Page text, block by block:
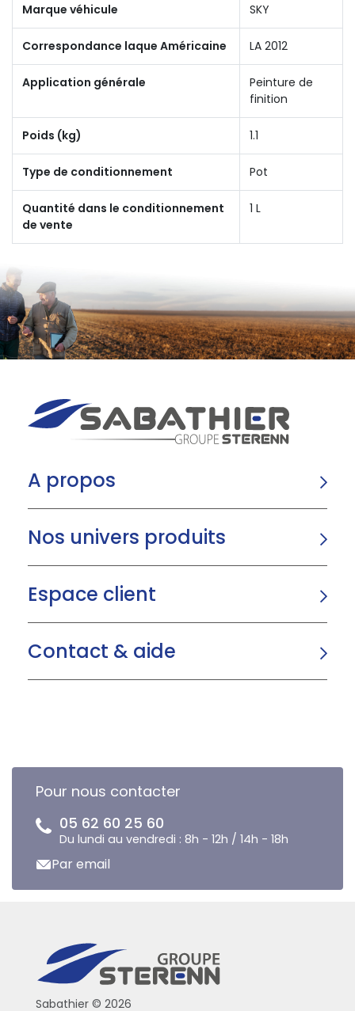
Marque véhicule SKY
Correspondance laque Américaine LA 2012
Application générale
Peinture de
finition
Poids (kg) 1.1
Type de conditionnement Pot
Quantité dans le conditionnement
de vente
1 L
A propos
Nos univers produits
Espace client
Contact & aide
Pour nous contacter
05 62 60 25 60
Du lundi au vendredi : 8h - 12h / 14h - 18h
Par email
Sabathier © 2026